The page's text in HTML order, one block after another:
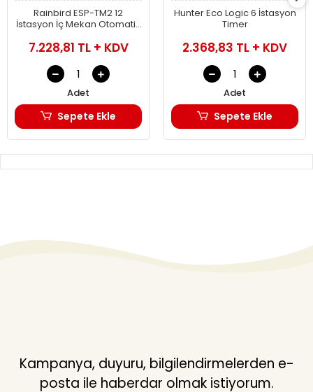
Rainbird ESP-TM2 12
İstasyon İç Mekan Otomatik
Ünitesi
7.228,81 TL + KDV
Adet
Sepete Ekle
Hunter Eco Logic 6 İstasyon
Timer
2.368,83 TL + KDV
Adet
Sepete Ekle
Kampanya, duyuru, bilgilendirmelerden e-
posta ile haberdar olmak istiyorum.